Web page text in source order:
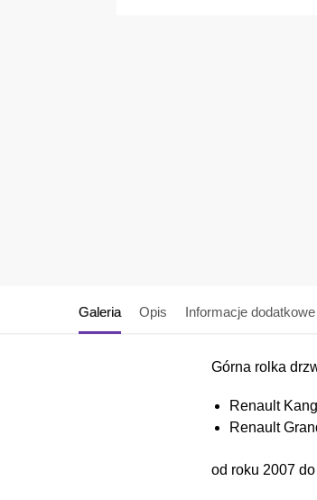
Galeria Opis Informacje dodatkowe
Górna rolka
Renault
Renault
od roku 2007